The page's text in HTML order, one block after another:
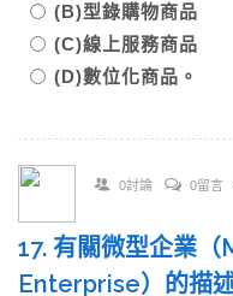
(B)型錄購物商品
(C)線上服務商品
(D)數位化商品。
0討論 0留言
17. 有關微型企業
Enterprise）的描